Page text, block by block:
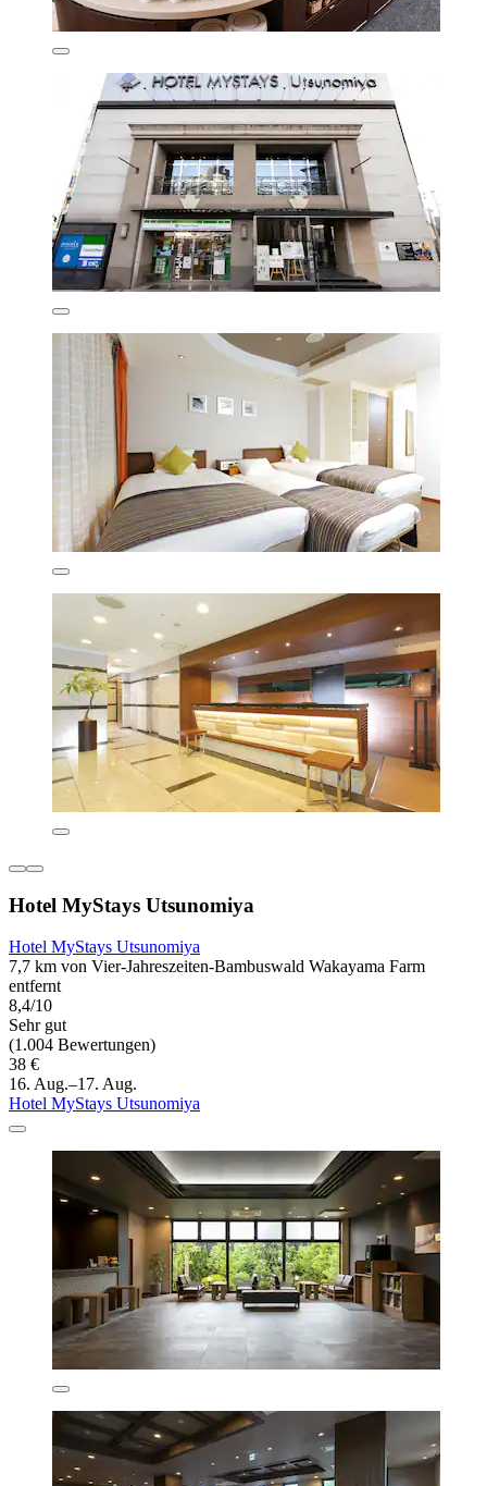
Hotel MyStays Utsunomiya
Hotel MyStays Utsunomiya
7,7 km von Vier-Jahreszeiten-Bambuswald Wakayama Farm
entfernt
8,4/10
Sehr gut
(1.004 Bewertungen)
38 €
16. Aug.–17. Aug.
Hotel MyStays Utsunomiya